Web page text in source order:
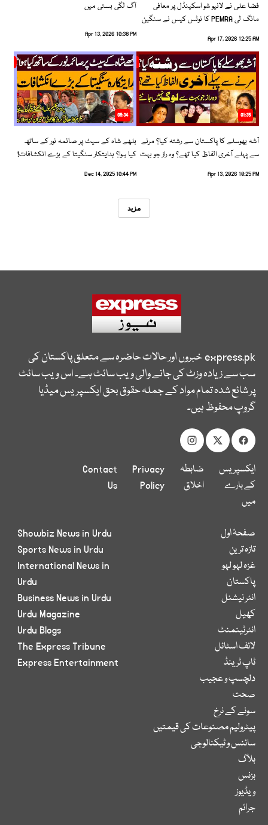
فضا علی نے لائیو شو اسکینڈل پر معافی
مانگ لی PEMRA کا نوٹس کیس نے سنگین
Apr 17, 2026 12:25 AM
آگ لگی بستی میں
Apr 13, 2026 10:38 PM
01:35
آشہ بھوسلے کا پاکستان سے رشتہ کیا؟ مرنے
سے پہلے آخری الفاظ کیا تھے؟ وہ راز جو بہت
Apr 13, 2026 10:25 PM
05:34
بلھے شاہ کے سیٹ پر صائمہ نور کے ساتھ
کیا ہوا؟ ہدایتکار سنگیتا کے بڑے انکشافات!
Dec 14, 2025 10:44 PM
مزید
express.pkخبروں اور حالات حاضرہ سے متعلق پاکستان کی
سب سے زیادہ وزٹ کی جانے والی ویب سائٹ ہے۔ اس ویب سائٹ
پر شائع شدہ تمام مواد کے جملہ حقوق بحق ایکسپریس میڈیا
گروپ محفوظ ہیں۔
ایکسپریس
کے بارے
میں
ضابطہ
اخلاق
Privacy
Policy
Contact
Us
صفحۂ اول
تازہ ترین
غزہ لہو لہو
پاکستان
انٹر نیشنل
کھیل
انٹرٹینمنٹ
لائف اسٹائل
ٹاپ ٹرینڈ
دلچسپ و عجیب
صحت
سونے کے نرخ
پیٹرولیم مصنوعات کی قیمتیں
سائنس و ٹیکنالوجی
بلاگ
بزنس
ویڈیوز
جرائم
Showbiz News in Urdu
Sports News in Urdu
International News in
Urdu
Business News in Urdu
Urdu Magazine
Urdu Blogs
The Express Tribune
Express Entertainment